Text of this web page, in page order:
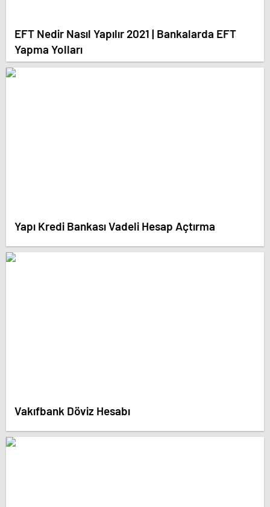
EFT Nedir Nasıl Yapılır 2021 | Bankalarda EFT
Yapma Yolları
Yapı Kredi Bankası Vadeli Hesap Açtırma
Vakıfbank Döviz Hesabı